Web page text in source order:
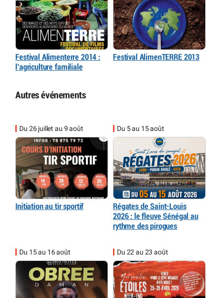
Festival Alimenterre 2014 :
l’agriculture familiale
Festival AlimenTERRE 2013
Autres événements
Du 26 juillet au 9 août
Initiation au tir sportif
Du 5 au 15 août
Régates de Saint-Louis
2026 : le fleuve Sénégal au
rythme des pirogues
Du 15 au 16 août Du 22 au 23 août